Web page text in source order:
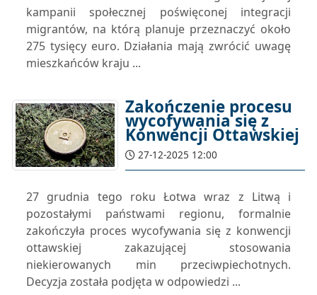
kampanii społecznej poświęconej integracji
migrantów, na którą planuje przeznaczyć około
275 tysięcy euro. Działania mają zwrócić uwagę
mieszkańców kraju ...
Zakończenie procesu
wycofywania się z
Konwencji Ottawskiej
27-12-2025 12:00
27 grudnia tego roku Łotwa wraz z Litwą i
pozostałymi państwami regionu, formalnie
zakończyła proces wycofywania się z konwencji
ottawskiej zakazującej stosowania
niekierowanych min przeciwpiechotnych.
Decyzja została podjęta w odpowiedzi ...